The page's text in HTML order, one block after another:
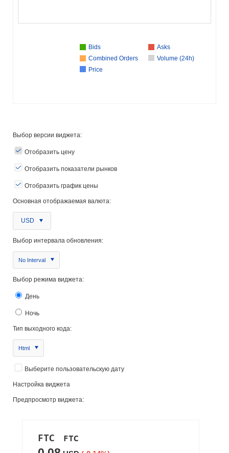
Bids
Asks
Combined Orders
Volume (24h)
Price
Выбор версии виджета:
Отобразить цену
Отобразить показатели рынков
Отобразить график цены
Основная отображаемая валюта:
USD
Выбор интервала обновления:
No Interval
Выбор режима виджета:
День
Ночь
Тип выходного кода:
Html
Выберите пользовательскую дату
Настройка виджета
Предпросмотр виджета: